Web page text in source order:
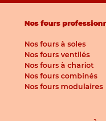
Nos fours
Nos fours à soles
Nos fours ventilés
Nos fours à chariot
Nos fours combinés
Nos fours modulaires